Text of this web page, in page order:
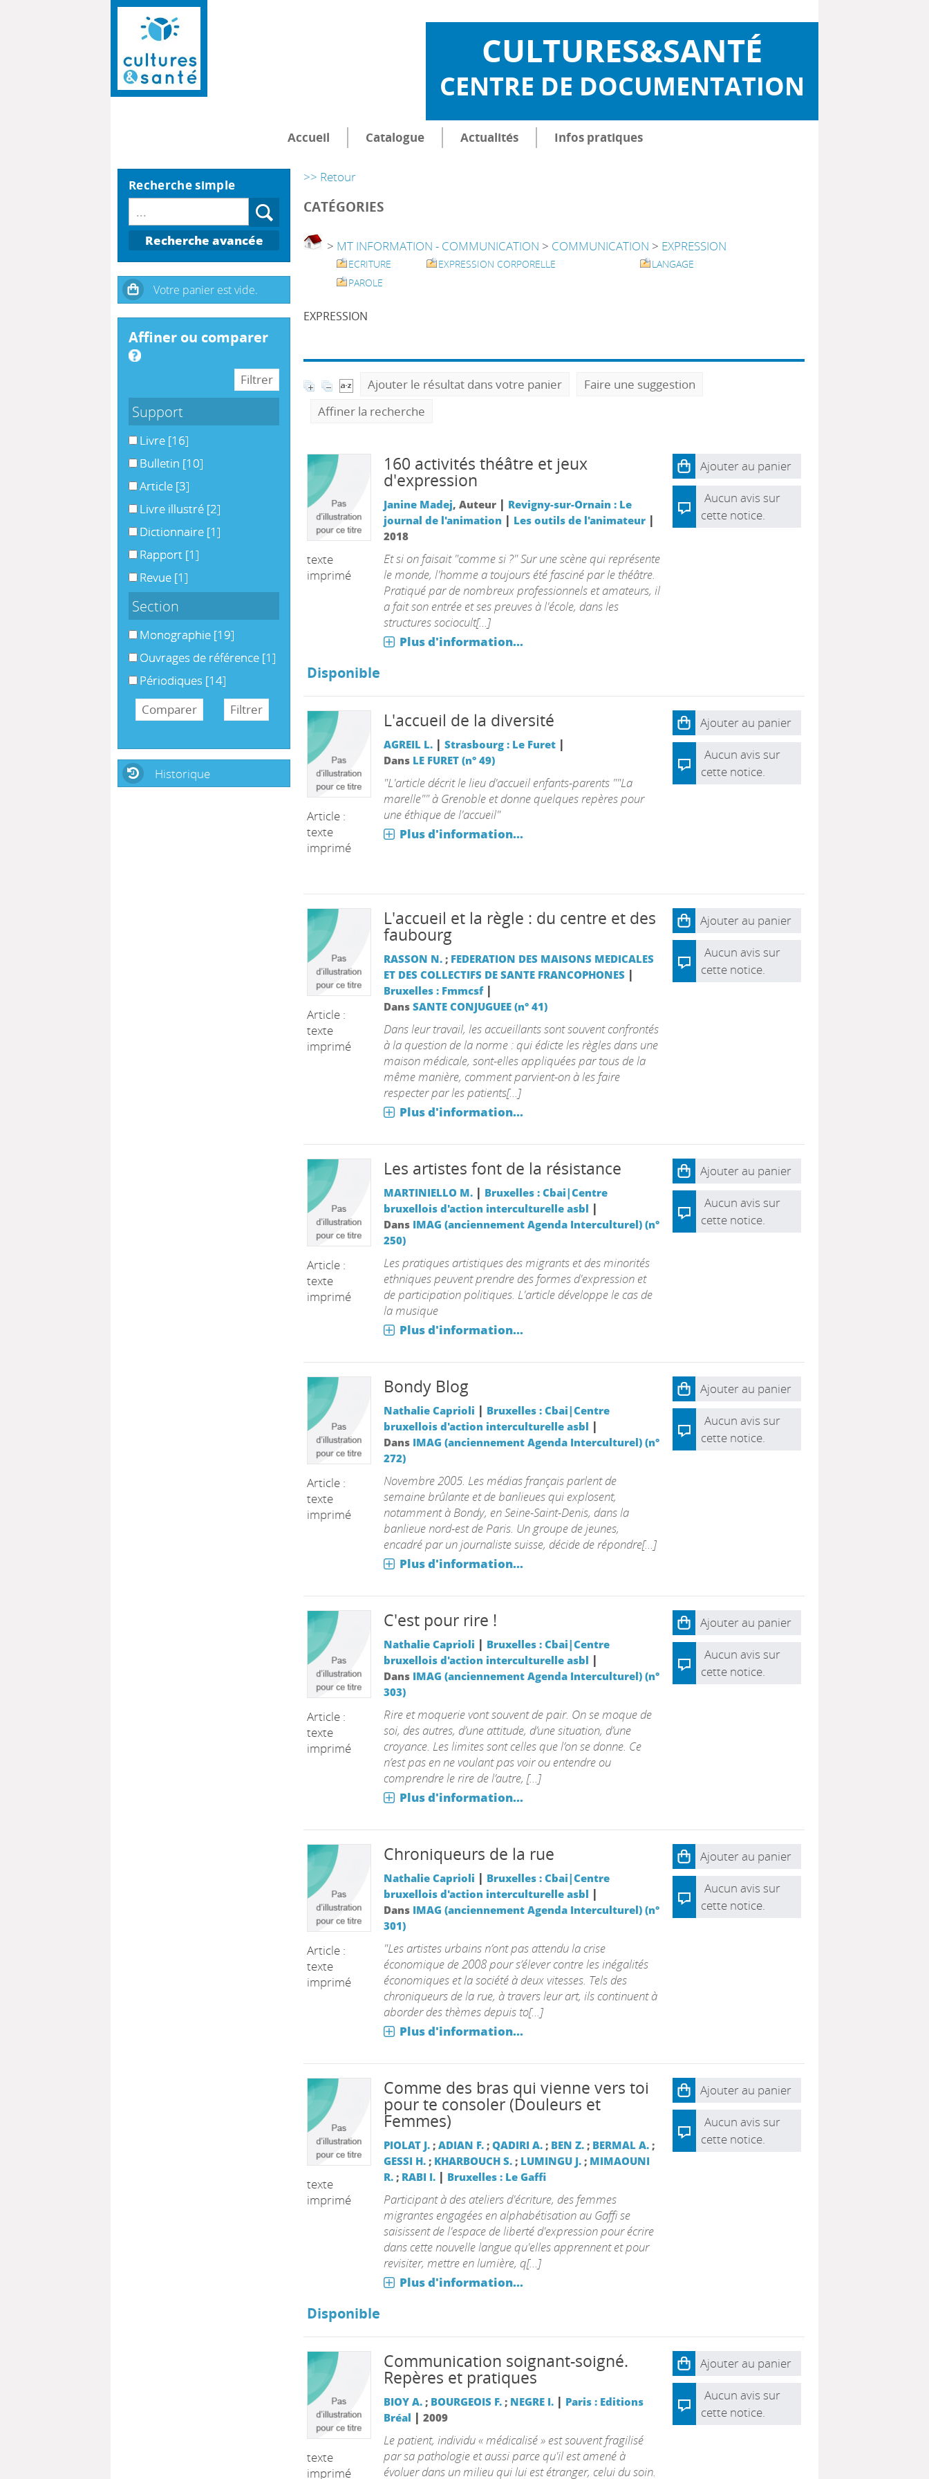
CULTURES&SANTÉ
CENTRE DE DOCUMENTATION
Accueil Catalogue Actualités Infos pratiques
>> Retour
CATÉGORIES
> MT INFORMATION - COMMUNICATION > COMMUNICATION > EXPRESSION
ECRITURE EXPRESSION CORPORELLE
LANGAGE
PAROLE
EXPRESSION
Ajouter le résultat dans votre panier
Faire une suggestion
Affiner la recherche
texte
imprimé
160 activités théâtre et jeux
d'expression
Janine Madej, Auteur | Revigny-sur-Ornain : Le
journal de l'animation | Les outils de l'animateur|
2018
Et si on faisait "comme si ?" Sur une scène qui représente
le monde, l'homme a toujours été fasciné par le théâtre.
Pratiqué par de nombreux professionnels et amateurs, il
a fait son entrée et ses preuves à l'école, dans les
structures sociocult[...]
Plus d'information...
Ajouter au panier
Aucun avis sur
cette notice.
Disponible
Article :
texte
imprimé
L'accueil de la diversité
AGREIL L. | Strasbourg : Le Furet|
Dans LE FURET (n° 49)
"L'article décrit le lieu d'accueil enfants-parents ""La
marelle"" à Grenoble et donne quelques repères pour
une éthique de l'accueil"
Plus d'information...
Ajouter au panier
Aucun avis sur
cette notice.
Article :
texte
imprimé
L'accueil et la règle : du centre et des
faubourg
RASSON N.; FEDERATION DES MAISONS MEDICALES
ET DES COLLECTIFS DE SANTE FRANCOPHONES |
Bruxelles : Fmmcsf|
Dans SANTE CONJUGUEE (n° 41)
Dans leur travail, les accueillants sont souvent confrontés
à la question de la norme : qui édicte les règles dans une
maison médicale, sont-elles appliquées par tous de la
même manière, comment parvient-on à les faire
respecter par les patients[...]
Plus d'information...
Ajouter au panier
Aucun avis sur
cette notice.
Article :
texte
imprimé
Les artistes font de la résistance
MARTINIELLO M. | Bruxelles : Cbai|Centre
bruxellois d'action interculturelle asbl |
Dans IMAG (anciennement Agenda Interculturel) (n°
250)
Les pratiques artistiques des migrants et des minorités
ethniques peuvent prendre des formes d'expression et
de participation politiques. L'article développe le cas de
la musique
Plus d'information...
Ajouter au panier
Aucun avis sur
cette notice.
Article :
texte
imprimé
Bondy Blog
Nathalie Caprioli | Bruxelles : Cbai|Centre
bruxellois d'action interculturelle asbl |
Dans IMAG (anciennement Agenda Interculturel) (n°
272)
Novembre 2005. Les médias français parlent de
semaine brûlante et de banlieues qui explosent,
notamment à Bondy, en Seine-Saint-Denis, dans la
banlieue nord-est de Paris. Un groupe de jeunes,
encadré par un journaliste suisse, décide de répondre[...]
Plus d'information...
Ajouter au panier
Aucun avis sur
cette notice.
Article :
texte
imprimé
C'est pour rire !
Nathalie Caprioli | Bruxelles : Cbai|Centre
bruxellois d'action interculturelle asbl |
Dans IMAG (anciennement Agenda Interculturel) (n°
303)
Rire et moquerie vont souvent de pair. On se moque de
soi, des autres, d’une attitude, d’une situation, d’une
croyance. Les limites sont celles que l’on se donne. Ce
n’est pas en ne voulant pas voir ou entendre ou
comprendre le rire de l’autre, [...]
Plus d'information...
Ajouter au panier
Aucun avis sur
cette notice.
Article :
texte
imprimé
Chroniqueurs de la rue
Nathalie Caprioli | Bruxelles : Cbai|Centre
bruxellois d'action interculturelle asbl |
Dans IMAG (anciennement Agenda Interculturel) (n°
301)
"Les artistes urbains n’ont pas attendu la crise
économique de 2008 pour s’élever contre les inégalités
économiques et la société à deux vitesses. Tels des
chroniqueurs de la rue, à travers leur art, ils continuent à
aborder des thèmes depuis to[...]
Plus d'information...
Ajouter au panier
Aucun avis sur
cette notice.
texte
imprimé
Comme des bras qui vienne vers toi
pour te consoler (Douleurs et
Femmes)
PIOLAT J.; ADIAN F.; QADIRI A.; BEN Z.; BERMAL A.;
GESSI H.; KHARBOUCH S.; LUMINGU J.; MIMAOUNI
R.; RABI I. | Bruxelles : Le Gaffi
Participant à des ateliers d'écriture, des femmes
migrantes engagées en alphabétisation au Gaffi se
saisissent de l'espace de liberté d'expression pour écrire
dans cette nouvelle langue qu'elles apprennent et pour
revisiter, mettre en lumière, q[...]
Plus d'information...
Ajouter au panier
Aucun avis sur
cette notice.
Disponible
texte
imprimé
Communication soignant-soigné.
Repères et pratiques
BIOY A.; BOURGEOIS F.; NEGRE I. | Paris : Editions
Bréal | 2009
Le patient, individu « médicalisé » est souvent fragilisé
par sa pathologie et aussi parce qu'il est amené à
évoluer dans un milieu qui lui est étranger, celui du soin.
Ajouter au panier
Aucun avis sur
cette notice.
Recherche simple
Recherche avancée
affiner ou comparer
Support
Livre [16]
Bulletin [10]
Article [3]
Livre illustré [2]
Dictionnaire [1]
Rapport [1]
Revue [1]
Section
Monographie [19]
Ouvrages de référence [1]
Périodiques [14]
Historique